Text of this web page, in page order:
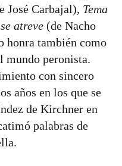
José Carbajal), Tema
atreve (de Nacho
honra también como
mundo peronista.
con sincero
años en los que se
de Kirchner en
palabras de